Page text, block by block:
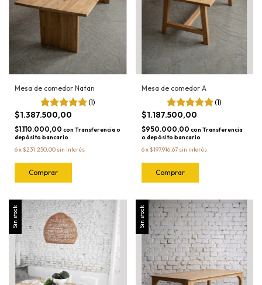
Mesa de comedor Natan
(1)
$1.387.500,00
$1.110.000,00 con Transferencia o
depósito bancario
6x $231.250,00 sin interés
Mesa de comedor A
(1)
$1.187.500,00
$950.000,00 con Transferencia
o depósito bancario
6x $197.916,67 sin interés
Sin stock Sin stock